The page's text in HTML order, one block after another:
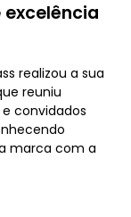
excelência
realizou a sua
reuniu
convidados
marca com a